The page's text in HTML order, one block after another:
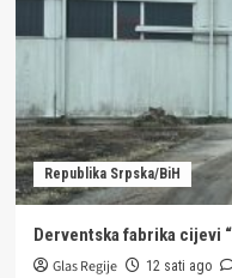
Republika Srpska/BiH
Derventska fabrika cijevi
Glas Regije 12 sati ago